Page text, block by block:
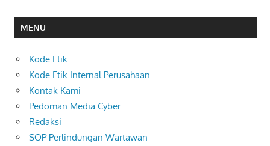
MENU
Kode Etik
Kode Etik Internal Perusahaan
Kontak Kami
Pedoman Media Cyber
Redaksi
SOP Perlindungan Wartawan